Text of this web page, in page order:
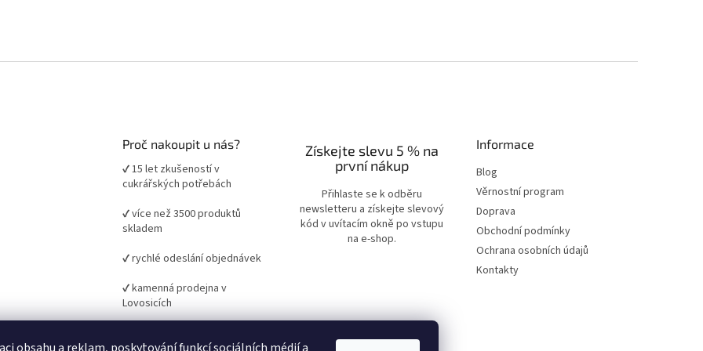
Proč nakoupit u nás?
✔ 15 let zkušeností v
cukrářských potřebách
✔ více než 3500 produktů
skladem
✔ rychlé odeslání objednávek
✔ kamenná prodejna v
Lovosicích
pro domácí i profesionální
Získejte slevu 5 % na
první nákup
Přihlaste se k odběru
newsletteru a získejte slevový
kód v uvítacím okně po vstupu
na e-shop.
Informace
Blog
Věrnostní program
Doprava
Obchodní podmínky
Ochrana osobních údajů
Kontakty